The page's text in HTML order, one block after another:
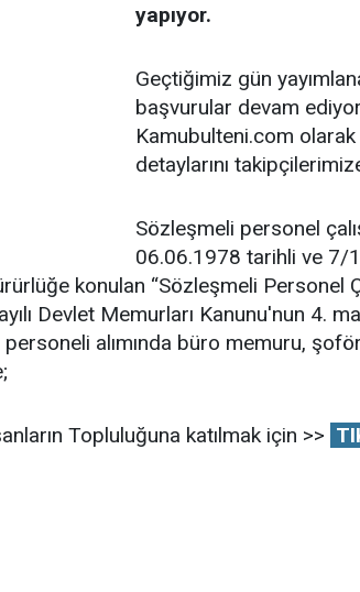
yapıyor.
Geçtiğimiz gün
başvurular devam
Kamubulteni.com
detaylarını
Sözleşmeli personel
06.06.1978 tarihli ve 7/
konulan “Sözleşmeli Personel
Devlet Memurları Kanunu'nun 4.
personeli alımında büro memuru,
Topluluğuna katılmak için >>